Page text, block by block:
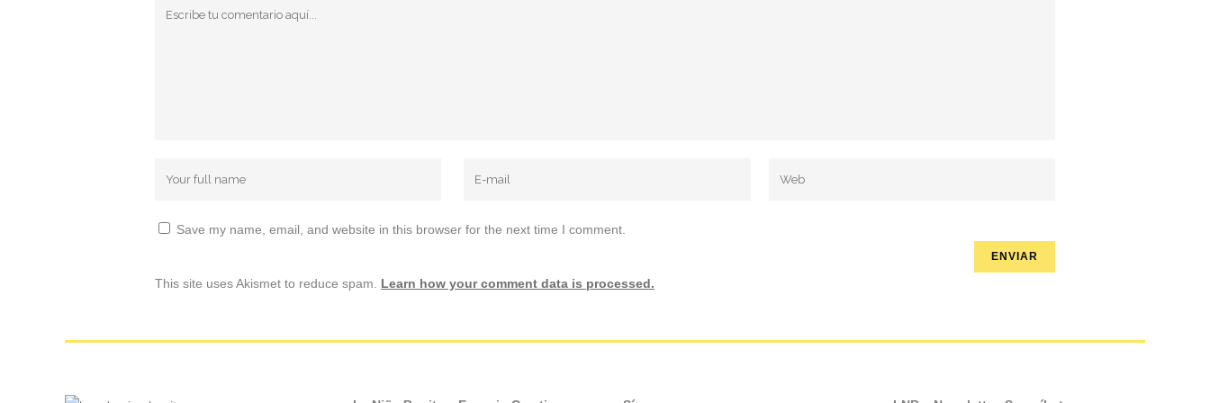
Save my name, email, and website in this browser for the next time I comment.
This site uses Akismet to reduce spam. Learn how your comment data is processed.